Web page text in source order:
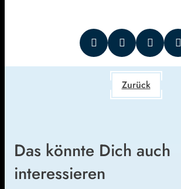
Zurück
Das könnte Dich auch
interessieren